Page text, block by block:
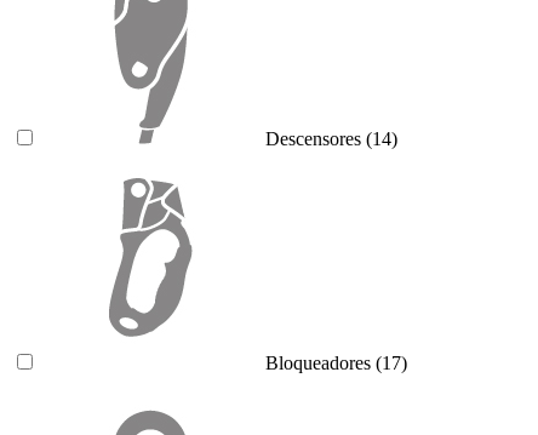
Descensores (14)
Bloqueadores (17)